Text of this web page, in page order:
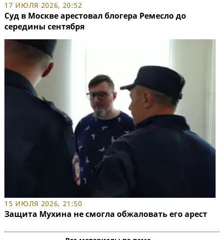
17 ИЮЛЯ 2026, 20:52
Суд в Москве арестовал блогера Ремесло до
середины сентября
15 ИЮЛЯ 2026, 21:50
Защита Мухина не смогла обжаловать его арест